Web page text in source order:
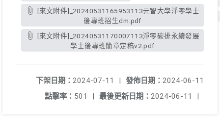
後專班招生dm.pdf
學士後專班簡章定稿v2.pdf
發佈日期： 2024-06-11
下架日期： 2024-07-11
|
最後更新日期： 2024-06-11 |
點擊率： 501 |